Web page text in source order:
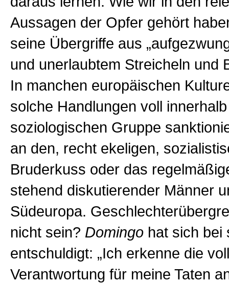
Aussagen der Opfer gehört
seine Übergriffe aus
und unerlaubtem Streicheln und
In manchen europäischen
solche Handlungen voll
soziologischen Gruppe
an den, recht ekeligen,
Bruderkuss oder das
stehend diskutierender Männer
Südeuropa.
nicht sein? Domingohat sich bei
entschuldigt: „Ich erkenne die
Verantwortung für meine Taten